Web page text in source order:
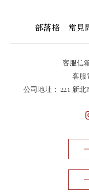
部落格 常見
客服信
客服
公司地址： 221 新